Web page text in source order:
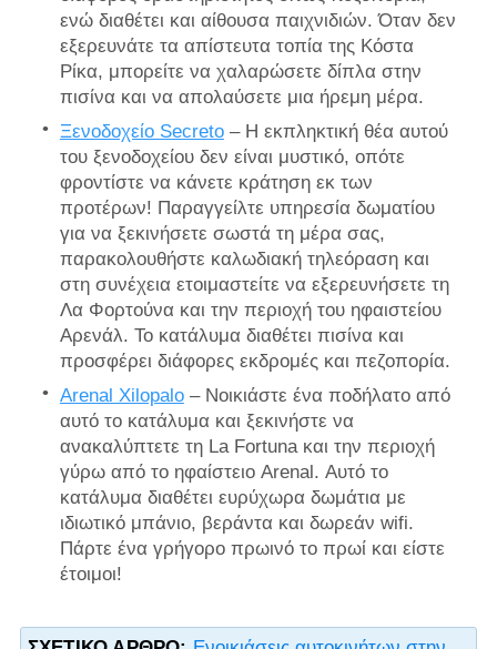
ενώ διαθέτει και αίθουσα παιχνιδιών. Όταν δεν
εξερευνάτε τα απίστευτα τοπία της Κόστα
Ρίκα, μπορείτε να χαλαρώσετε δίπλα στην
πισίνα και να απολαύσετε μια ήρεμη μέρα.
Ξενοδοχείο Secreto– Η εκπληκτική θέα αυτού
του ξενοδοχείου δεν είναι μυστικό, οπότε
φροντίστε να κάνετε κράτηση εκ των
προτέρων! Παραγγείλτε υπηρεσία δωματίου
για να ξεκινήσετε σωστά τη μέρα σας,
παρακολουθήστε καλωδιακή τηλεόραση και
στη συνέχεια ετοιμαστείτε να εξερευνήσετε τη
Λα Φορτούνα και την περιοχή του ηφαιστείου
Αρενάλ. Το κατάλυμα διαθέτει πισίνα και
προσφέρει διάφορες εκδρομές και πεζοπορία.
Arenal Xilopalo– Νοικιάστε ένα ποδήλατο από
αυτό το κατάλυμα και ξεκινήστε να
ανακαλύπτετε τη La Fortuna και την περιοχή
γύρω από το ηφαίστειο Arenal. Αυτό το
κατάλυμα διαθέτει ευρύχωρα δωμάτια με
ιδιωτικό μπάνιο, βεράντα και δωρεάν wifi.
Πάρτε ένα γρήγορο πρωινό το πρωί και είστε
έτοιμοι!